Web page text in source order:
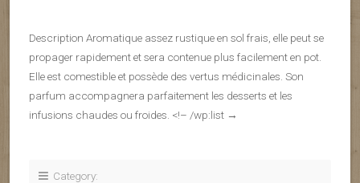
Description Aromatique assez rustique en sol frais, elle peut se
propager rapidement et sera contenue plus facilement en pot.
Elle est comestible et possède des vertus médicinales. Son
parfum accompagnera parfaitement les desserts et les
infusions chaudes ou froides. <!– /wp:list →
Category: